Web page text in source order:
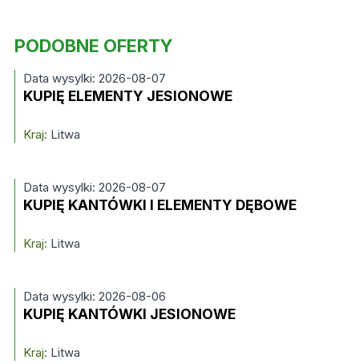
PODOBNE OFERTY
Data wysylki: 2026-08-07
KUPIĘ ELEMENTY JESIONOWE
Kraj: Litwa
Data wysylki: 2026-08-07
KUPIĘ KANTÓWKI I ELEMENTY DĘBOWE
Kraj: Litwa
Data wysylki: 2026-08-06
KUPIĘ KANTÓWKI JESIONOWE
Kraj: Litwa